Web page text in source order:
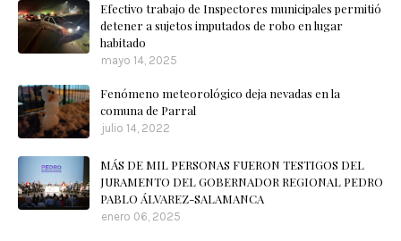
Efectivo trabajo de Inspectores municipales permitió
detener a sujetos imputados de robo en lugar
habitado
mayo 14, 2025
Fenómeno meteorológico deja nevadas en la
comuna de Parral
julio 14, 2022
MÁS DE MIL PERSONAS FUERON TESTIGOS DEL
JURAMENTO DEL GOBERNADOR REGIONAL PEDRO
PABLO ÁLVAREZ-SALAMANCA
enero 06, 2025